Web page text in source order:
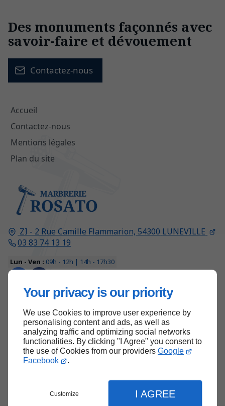
Your privacy is our priority
We use Cookies to improve user experience by
personalising content and ads, as well as
analyzing traffic and optimizing social networks
functionalities. By clicking "I Agree" you consent to
the use of Cookies from our providers Google
Facebook
.
Customize I AGREE
Accueil
Contactez-nous
Mentions légales
Plan du site
ZI - 2 Rue Camille Flammarion, 54300 LUNEVILLE
03 83 74 13 19
Lun - Ven : 09h - 12h | 14h - 17h30
Des monuments façonnés avec
savoir-faire et dévouement
Contactez-nous
Haut de page